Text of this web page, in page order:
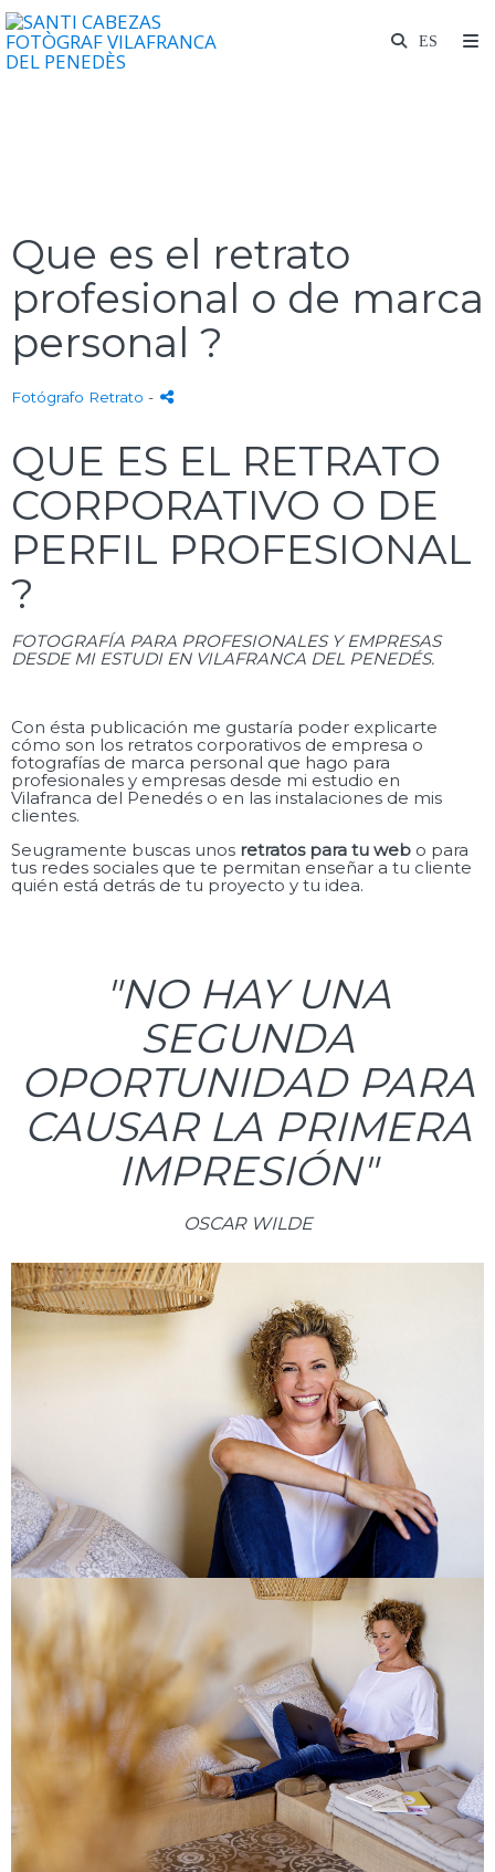
Que es el retrato
profesional o de marca
personal ?
Fotógrafo Retrato -
QUE ES EL RETRATO
CORPORATIVO O DE
PERFIL PROFESIONAL
?
FOTOGRAFÍA PARA PROFESIONALES Y EMPRESAS
DESDE MI ESTUDI EN VILAFRANCA DEL PENEDÉS.
Con ésta publicación me gustaría poder explicarte
cómo son los retratos corporativos de empresa o
fotografías de marca personal que hago para
profesionales y empresas desde mi estudio en
Vilafranca del Penedés o en las instalaciones de mis
clientes.
Seugramente buscas unos retratos para tu web o para
tus redes sociales que te permitan enseñar a tu cliente
quién está detrás de tu proyecto y tu idea.
"NO HAY UNA
SEGUNDA
OPORTUNIDAD PARA
CAUSAR LA PRIMERA
IMPRESIÓN"
OSCAR WILDE